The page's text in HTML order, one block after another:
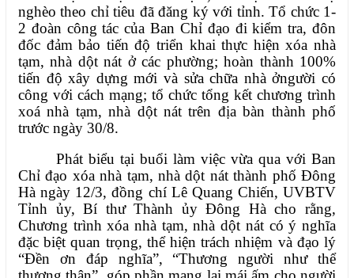
nghèo theo chỉ tiêu đã đăng ký với tỉnh. Tổ chức 1-
2 đoàn công tác của Ban Chỉ đạo đi kiểm tra, đôn
đốc đảm bảo tiến độ triển khai thực hiện xóa nhà
tạm, nhà dột nát ở các phường; hoàn thành 100%
tiến độ xây dựng mới và sửa chữa nhà ởngười có
công với cách mạng; tổ chức tổng kết chương trình
xoá nhà tạm, nhà dột nát trên địa bàn thành phố
trước ngày 30/8.
Phát biểu tại buổi làm việc vừa qua với Ban
Chỉ đạo xóa nhà tạm, nhà dột nát thành phố Đông
Hà ngày 12/3, đồng chí Lê Quang Chiến, UVBTV
Tỉnh ủy, Bí thư Thành ủy Đông Hà cho rằng,
Chương trình xóa nhà tạm, nhà dột nát có ý nghĩa
đặc biệt quan trọng, thể hiện trách nhiệm và đạo lý
“Đền ơn đáp nghĩa”, “Thương người như thể